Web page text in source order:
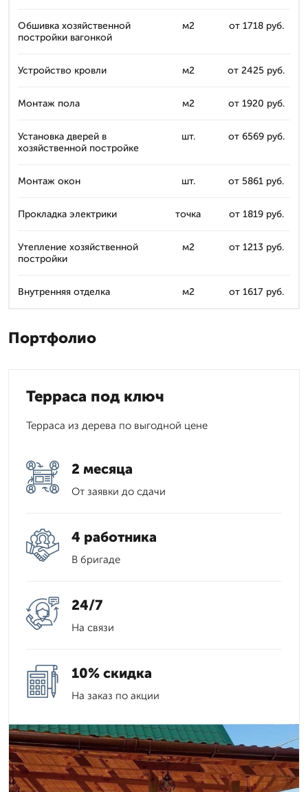
Обшивка хозяйственной
постройки вагонкой
м2 от 1718 руб.
Устройство кровли м2 от 2425 руб.
Монтаж пола м2 от 1920 руб.
Установка дверей в
хозяйственной постройке
шт. от 6569 руб.
Монтаж окон шт. от 5861 руб.
Прокладка электрики точка от 1819 руб.
Утепление хозяйственной
постройки
м2 от 1213 руб.
Внутренняя отделка м2 от 1617 руб.
Портфолио
Терраса под ключ
Терраса из дерева по выгодной цене
2 месяца
От заявки до сдачи
4 работника
В бригаде
24/7
На связи
10% скидка
На заказ по акции